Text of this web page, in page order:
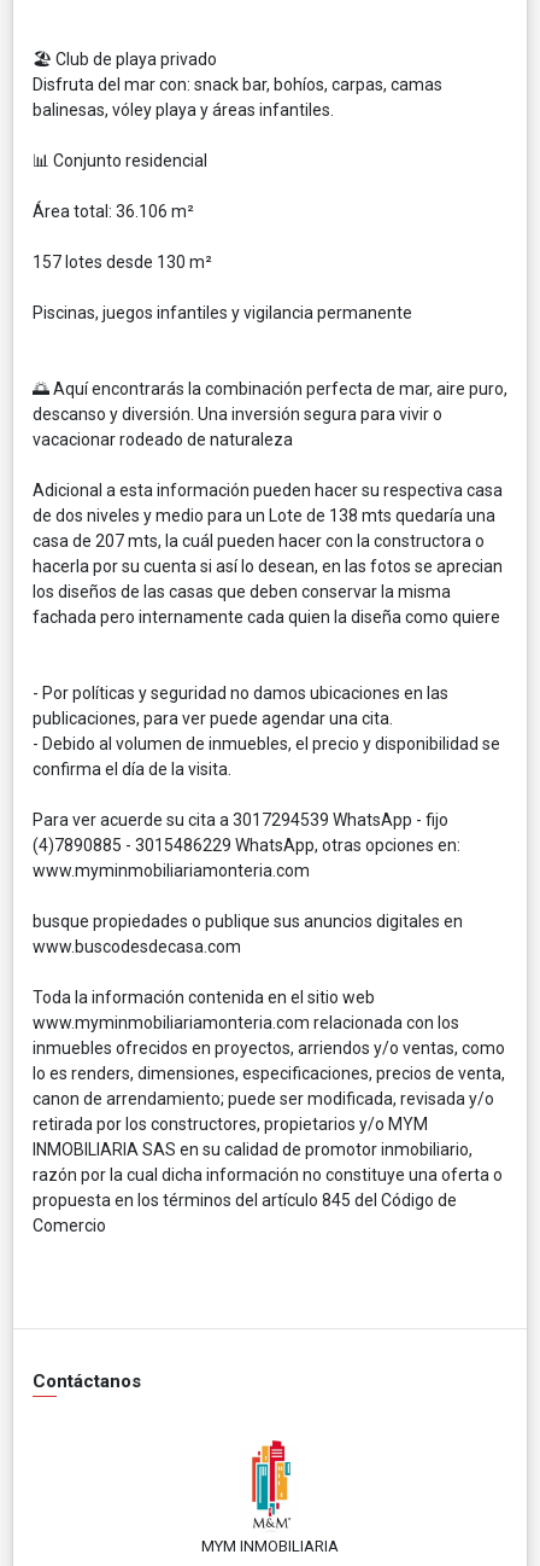
🏖️ Club de playa privado
Disfruta del mar con: snack bar, bohíos, carpas, camas
balinesas, vóley playa y áreas infantiles.
📊 Conjunto residencial
Área total: 36.106 m²
157 lotes desde 130 m²
Piscinas, juegos infantiles y vigilancia permanente
🌅 Aquí encontrarás la combinación perfecta de mar, aire puro,
descanso y diversión. Una inversión segura para vivir o
vacacionar rodeado de naturaleza
Adicional a esta información pueden hacer su respectiva casa
de dos niveles y medio para un Lote de 138 mts quedaría una
casa de 207 mts, la cuál pueden hacer con la constructora o
hacerla por su cuenta si así lo desean, en las fotos se aprecian
los diseños de las casas que deben conservar la misma
fachada pero internamente cada quien la diseña como quiere
- Por políticas y seguridad no damos ubicaciones en las
publicaciones, para ver puede agendar una cita.
- Debido al volumen de inmuebles, el precio y disponibilidad se
confirma el día de la visita.
Para ver acuerde su cita a 3017294539 WhatsApp - fijo
(4)7890885 - 3015486229 WhatsApp, otras opciones en:
www.myminmobiliariamonteria.com
busque propiedades o publique sus anuncios digitales en
www.buscodesdecasa.com
Toda la información contenida en el sitio web
www.myminmobiliariamonteria.com relacionada con los
inmuebles ofrecidos en proyectos, arriendos y/o ventas, como
lo es renders, dimensiones, especificaciones, precios de venta,
canon de arrendamiento; puede ser modificada, revisada y/o
retirada por los constructores, propietarios y/o MYM
INMOBILIARIA SAS en su calidad de promotor inmobiliario,
razón por la cual dicha información no constituye una oferta o
propuesta en los términos del artículo 845 del Código de
Comercio
Contáctanos
MYM INMOBILIARIA